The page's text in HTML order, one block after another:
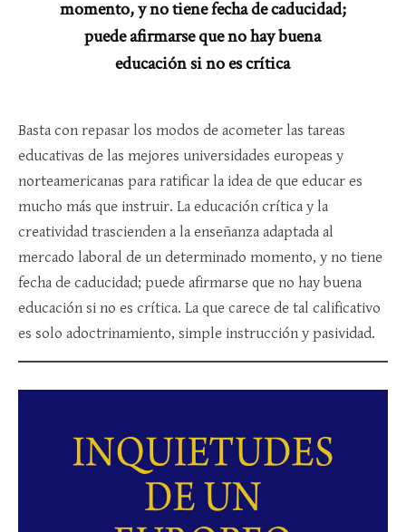
momento, y no tiene fecha de caducidad;
puede afirmarse que no hay buena
educación si no es crítica
Basta con repasar los modos de acometer las tareas
educativas de las mejores universidades europeas y
norteamericanas para ratificar la idea de que educar es
mucho más que instruir. La educación crítica y la
creatividad trascienden a la enseñanza adaptada al
mercado laboral de un determinado momento, y no tiene
fecha de caducidad; puede afirmarse que no hay buena
educación si no es crítica. La que carece de tal calificativo
es solo adoctrinamiento, simple instrucción y pasividad.